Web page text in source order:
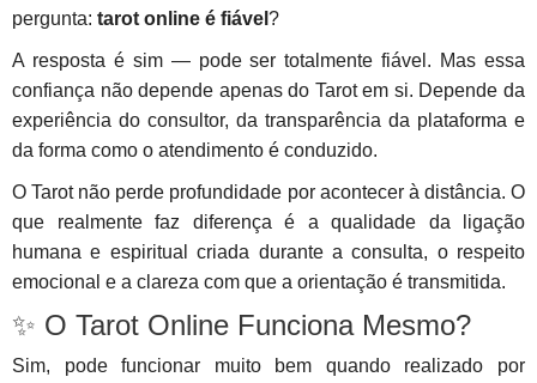
pergunta: tarot online é fiável ?
A resposta é sim — pode ser totalmente fiável. Mas essa
confiança não depende apenas do Tarot em si. Depende da
experiência do consultor, da transparência da plataforma e
da forma como o atendimento é conduzido.
O Tarot não perde profundidade por acontecer à distância. O
que realmente faz diferença é a qualidade da ligação
humana e espiritual criada durante a consulta, o respeito
emocional e a clareza com que a orientação é transmitida.
✨ O Tarot Online Funciona Mesmo?
Sim, pode funcionar muito bem quando realizado por